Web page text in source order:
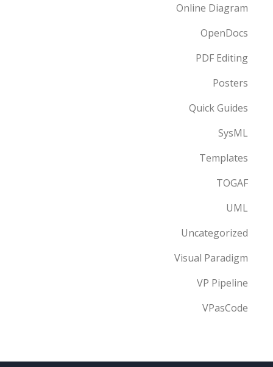
Online Diagram
OpenDocs
PDF Editing
Posters
Quick Guides
SysML
Templates
TOGAF
UML
Uncategorized
Visual Paradigm
VP Pipeline
VPasCode